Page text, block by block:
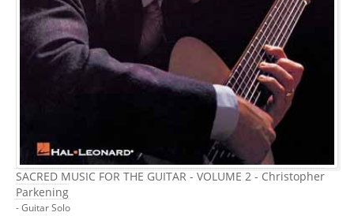
SACRED MUSIC FOR THE GUITAR - VOLUME 2 - Christopher
Parkening
- Guitar Solo